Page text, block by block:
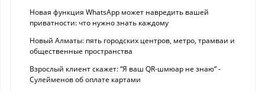
Новая функция WhatsApp может навредить вашей
приватности: что нужно знать каждому
Новый Алматы: пять городских центров, метро, трамваи и
общественные пространства
Взрослый клиент скажет: “Я ваш QR-шмюар не знаю“ -
Сулейменов об оплате картами